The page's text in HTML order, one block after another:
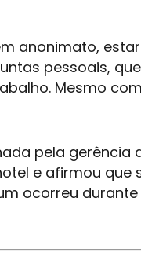
anonimato,
pessoais,
Mesmo
pela gerência
e afirmou que
ocorreu